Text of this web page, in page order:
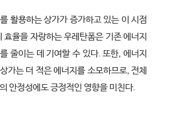
활용하는 상가가 증가하고 있는 이 시점
효율을 자랑하는 우레탄폼은 기존 에너지
줄이는 데 기여할 수 있다. 또한, 에너지
가는 더 적은 에너지를 소모하므로, 전체
안정성에도 긍정적인 영향을 미친다.